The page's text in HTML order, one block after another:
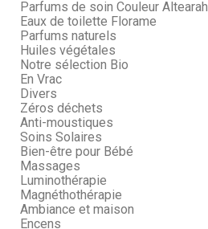
Parfums de soin Couleur Altearah
Eaux de toilette Florame
Parfums naturels
Huiles végétales
Notre sélection Bio
En Vrac
Divers
Zéros déchets
Anti-moustiques
Soins Solaires
Bien-être pour Bébé
Massages
Luminothérapie
Magnéthothérapie
Ambiance et maison
Encens